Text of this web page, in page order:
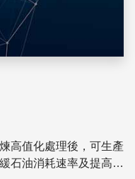
高值化處理後，可生產
石油消耗速率及提高能